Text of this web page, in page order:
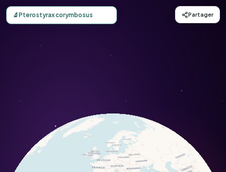
Carte d'observation du Pterostyrax corymbosus
🔬Pterostyrax corymbosus Partager